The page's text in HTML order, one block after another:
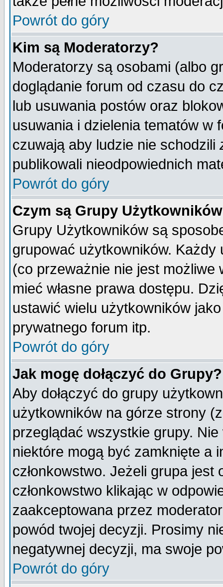
Powrót do góry
Kim są Moderatorzy?
Moderatorzy są osobami (albo
doglądanie forum od czasu do
lub usuwania postów oraz
usuwania i dzielenia tematów w
czuwają aby ludzie nie schodzili
publikowali nieodpowiednich
Powrót do góry
Czym są Grupy
Grupy Użytkowników są
grupować użytkowników.
(co przeważnie nie jest
mieć własne prawa dostępu.
ustawić wielu użytkowników
prywatnego forum itp.
Powrót do góry
Jak mogę dołączyć do Grupy?
Aby dołączyć do grupy
użytkowników na górze strony
przeglądać wszystkie grupy.
niektóre mogą być zamknięte a
członkowstwo. Jeżeli grupa
członkowstwo klikając w
zaakceptowana przez
powód twojej decyzji. Prosimy
negatywnej decyzji, ma swoje
Powrót do góry